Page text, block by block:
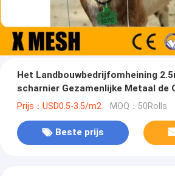
Het Landbouwbedrijfomheining
scharnier Gezamenlijke Metaal de
Draadweide
Prijs：USD0.5-3.5/m2 MOQ：50Rolls
Beste prijs